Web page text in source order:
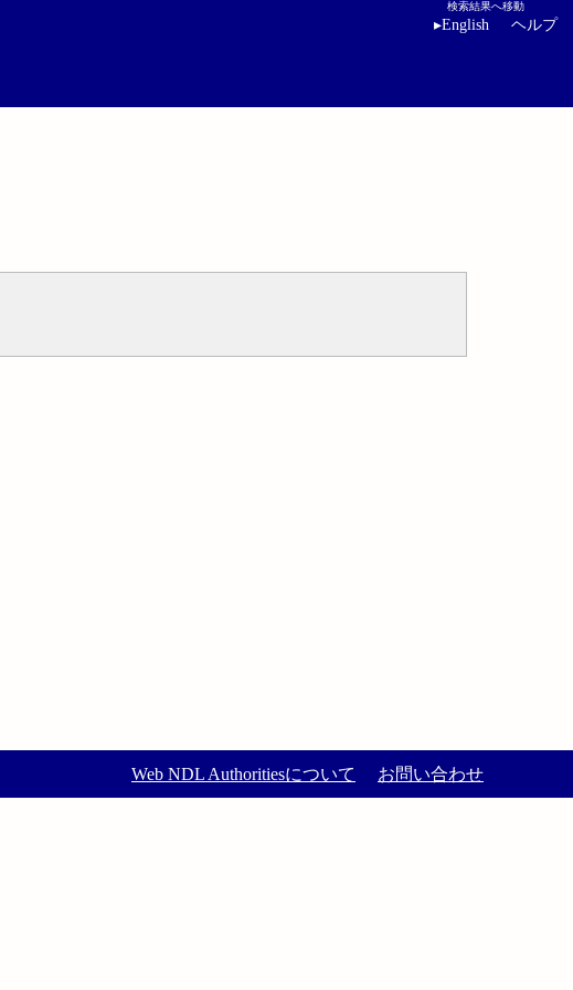
検索結果へ移動
▸English ヘルプ
Web NDL Authoritiesについて お問い合わせ